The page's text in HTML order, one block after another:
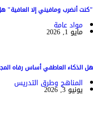
"كنت أنضرب ومافيني إلا العافية"
مواد عامة
مايو 1, 2026
هل الذكاء العاطفي أساس رفاه
المناهج وطرق التدريس
يونيو 3, 2026